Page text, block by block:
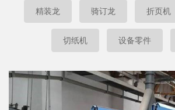
精装龙 骑订龙 折页机
切纸机 设备零件